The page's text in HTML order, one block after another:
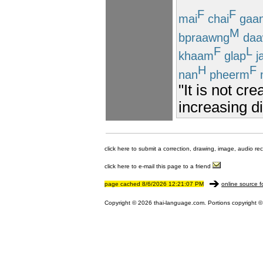
maiF chaiF
bpraawngM
khaamF glapL
nanH pheermF
"It is not
increasing
click here to submit a correction, drawing, image, audio
click here to e-mail this page to a friend
page cached 8/6/2026 12:21:07 PM online source
Copyright © 2026 thai-language.com. Portions copyright